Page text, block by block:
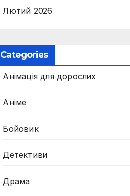
Лютий 2026
Categories
Анімація для дорослих
Аніме
Бойовик
Детективи
Драма